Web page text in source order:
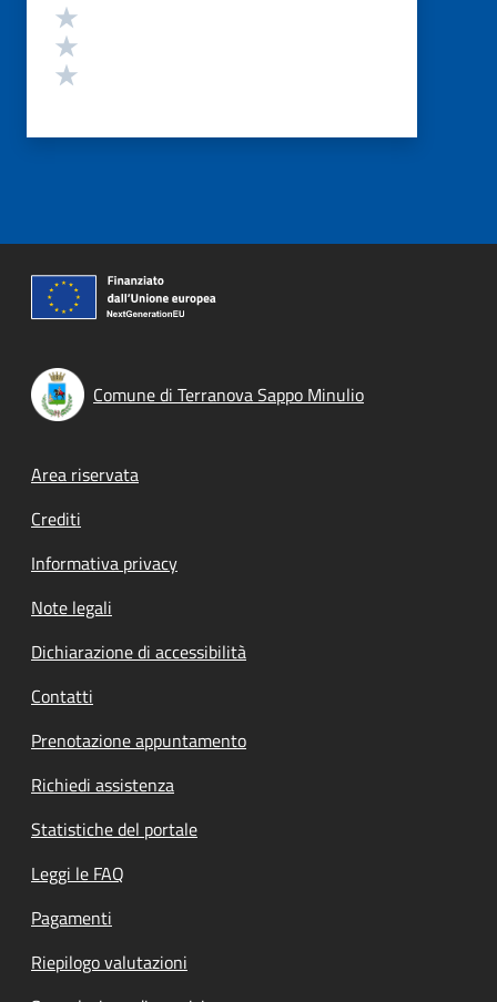
Comune di Terranova Sappo Minulio
Footer menu
Area riservata
Crediti
Informativa privacy
Note legali
Dichiarazione di accessibilità
Contatti
Prenotazione appuntamento
Richiedi assistenza
Statistiche del portale
Leggi le FAQ
Pagamenti
Riepilogo valutazioni